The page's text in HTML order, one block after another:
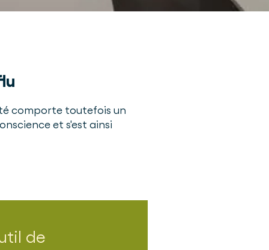
comporte toutefois un
et s'est ainsi
de